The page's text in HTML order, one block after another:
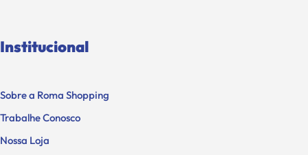
Institucional
Sobre a Roma Shopping
Trabalhe Conosco
Nossa Loja